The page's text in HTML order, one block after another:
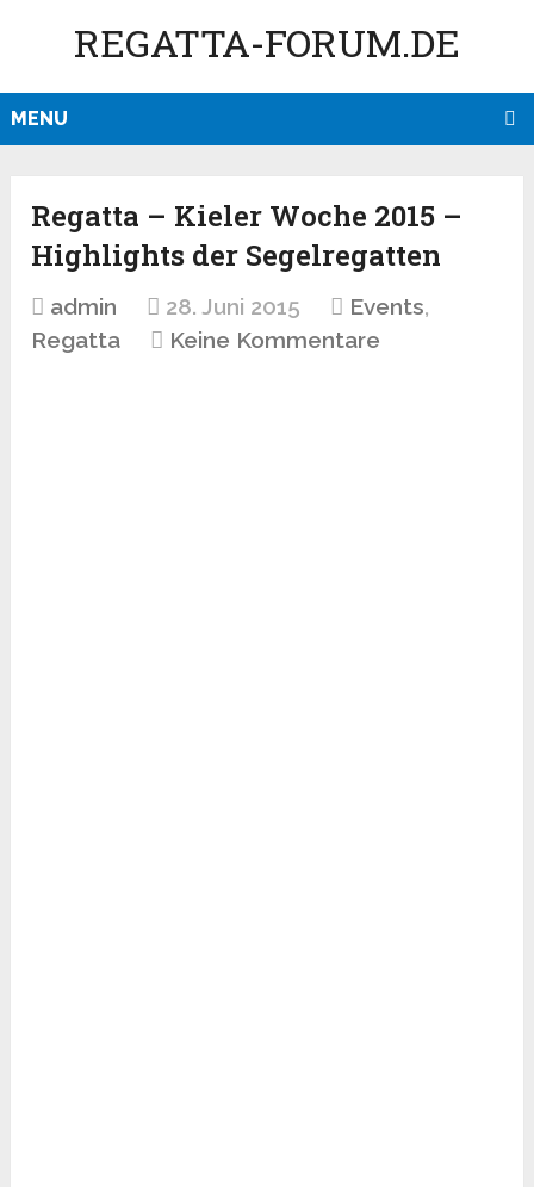
REGATTA-FORUM.DE
MENU
Regatta – Kieler Woche 2015 –
Highlights der Segelregatten
admin 28. Juni 2015 Events,
Regatta
Keine Kommentare